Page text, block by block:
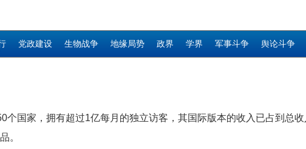
党政建设 生物战争 地缘局势 政界 学界 军事斗争 舆论斗争
国家，拥有超过1亿每月的独立访客，其国际版本的收入已占到总
。